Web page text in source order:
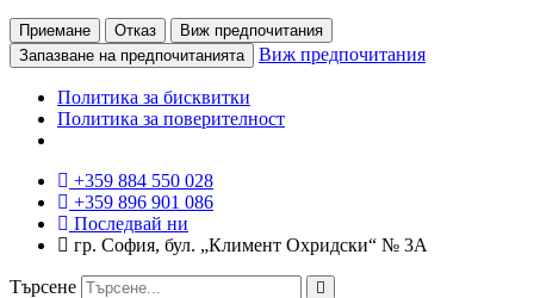
Приемане Отказ
Виж предпочитания
Запазване на предпочитанията
Виж предпочитания
Политика за бисквитки
Политика за поверителност
+359 884 550 028
+359 896 901 086
Последвай ни
гр. София, бул. „Климент Охридски“ № 3A
Търсене